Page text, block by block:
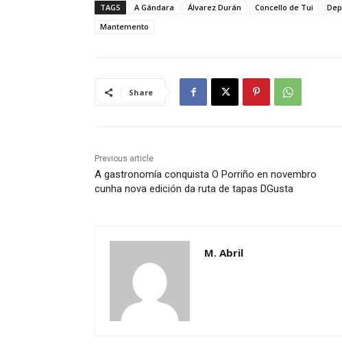
TAGS A Gándara Álvarez Durán Concello de Tui
Mantemento
Share
Previous article
A gastronomía conquista O Porriño en novembro
cunha nova edición da ruta de tapas DGusta
M. Abril